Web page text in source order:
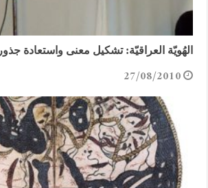
الهُويّة العراقيّة: تشكيل معنى واستعادة جذور
27/08/2010